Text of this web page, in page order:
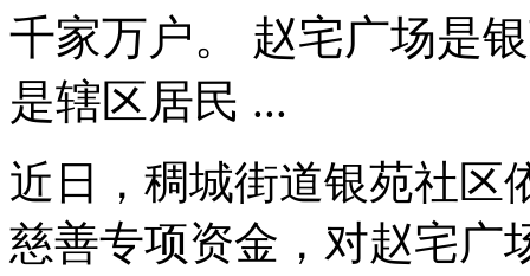
千家万户。 赵宅广场是
是辖区居民 ...
近日，稠城街道银苑社区
慈善专项资金，对赵宅广